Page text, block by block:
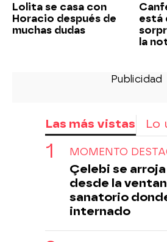
Lolita se casa con
Horacio después de
muchas dudas
está
la
Las más vistas Lo
MOMENTO
Çelebi se
desde la
sanatorio
internado